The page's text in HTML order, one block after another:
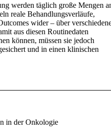
werden täglich große Mengen
reale Behandlungsverläufe,
wider – über
aus diesen Routinedaten
können, müssen sie jedoch
und in einen klinischen
in der Onkologie